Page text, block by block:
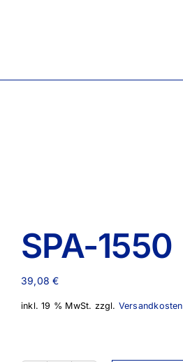
SPA-1550
39,08€
inkl. 19 % MwSt. zzgl. Versandkosten